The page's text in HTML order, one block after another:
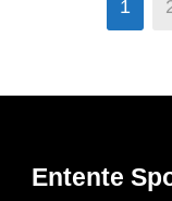
1
Entente